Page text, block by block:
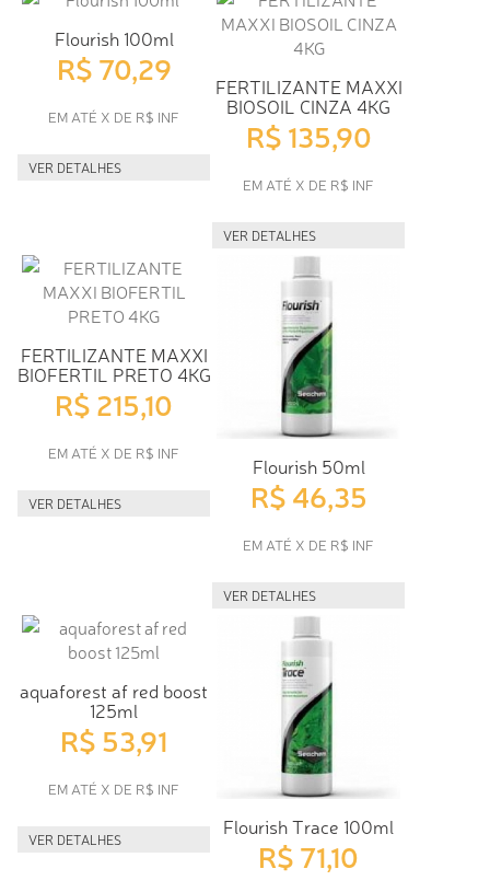
Flourish 100ml
R$ 70,29
EM ATÉ X DE R$ INF
VER DETALHES
FERTILIZANTE MAXXI
BIOSOIL CINZA 4KG
R$ 135,90
EM ATÉ X DE R$ INF
VER DETALHES
FERTILIZANTE MAXXI
BIOFERTIL PRETO 4KG
R$ 215,10
EM ATÉ X DE R$ INF
VER DETALHES
Flourish 50ml
R$ 46,35
EM ATÉ X DE R$ INF
VER DETALHES
aquaforest af red boost
125ml
R$ 53,91
EM ATÉ X DE R$ INF
VER DETALHES
Flourish Trace 100ml
R$ 71,10